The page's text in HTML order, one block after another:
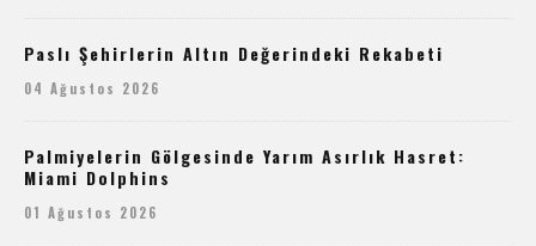
Paslı Şehirlerin Altın Değerindeki Rekabeti
04 Ağustos 2026
Palmiyelerin Gölgesinde Yarım Asırlık Hasret:
Miami Dolphins
01 Ağustos 2026